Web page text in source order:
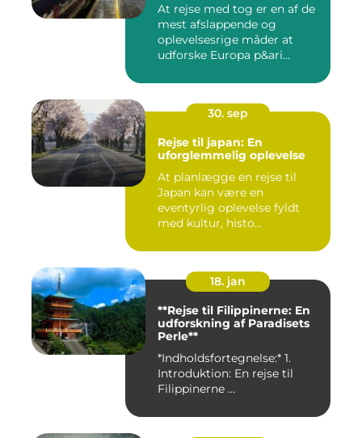
At rejse med tog er en af de
mest afslappende og
oplevelsesrige måder at
udforske Europa p&ari...
30. sep
Rejse til japan: En
uforglemmelig oplevelse
At planlægge en rejse til
Japan kan være en
eventyrlig oplevelse fyldt
med kultur, histo...
18. jan
**Rejse til Filippinerne: En
udforskning af Paradisets
Perle**
*Indholdsfortegnelse:* 1.
Introduktion: En rejse til
Filippinerne ...